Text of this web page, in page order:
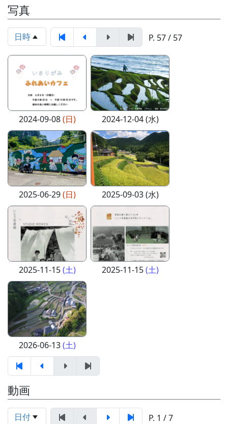
写真
日時 P. 57 / 57
2024-09-08(日) 2024-12-04 (水)
2025-06-29(日) 2025-09-03 (水)
2025-11-15(土) 2025-11-15(土)
2026-06-13(土)
動画
日付 P. 1 / 7